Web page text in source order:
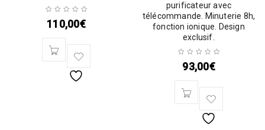
110,00€
purificateur avec
télécommande. Minuterie 8h,
fonction ionique. Design
exclusif.
93,00€